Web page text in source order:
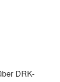
DRK-